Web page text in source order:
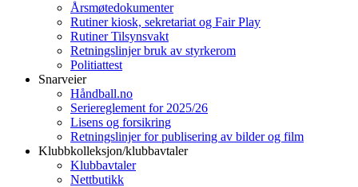
Årsmøtedokumenter
Rutiner kiosk, sekretariat og Fair Play
Rutiner Tilsynsvakt
Retningslinjer bruk av styrkerom
Politiattest
Snarveier
Håndball.no
Seriereglement for 2025/26
Lisens og forsikring
Retningslinjer for publisering av bilder og film
Klubbkolleksjon/klubbavtaler
Klubbavtaler
Nettbutikk